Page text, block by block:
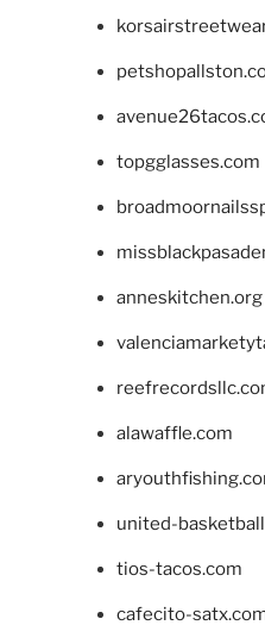
topgglasses.com
anneskitchen.org
alawaffle.com
united-
tios-tacos.com
cafecito-